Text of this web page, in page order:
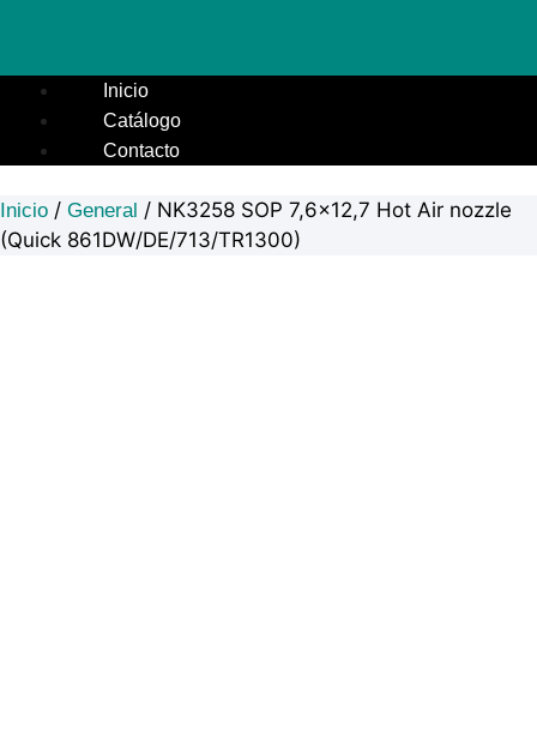
Inicio
Catálogo
Contacto
Inicio / General / NK3258 SOP 7,6×12,7 Hot Air nozzle
(Quick 861DW/DE/713/TR1300)